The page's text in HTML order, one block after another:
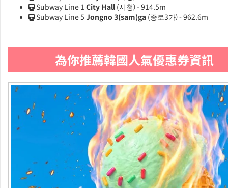
Subway Line 1 City Hall (시청）- 914.5m
Subway Line 5 Jongno 3(sam)ga (종로3가）- 962.6m
為你推薦韓國人氣優惠券資訊